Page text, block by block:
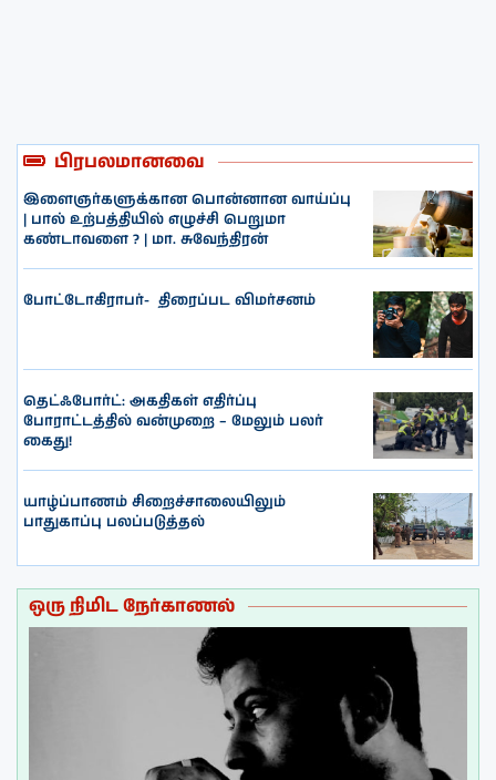
பிரபலமானவை
இளைஞர்களுக்கான பொன்னான வாய்ப்பு
| பால் உற்பத்தியில் எழுச்சி பெறுமா
கண்டாவளை ? | மா. சுவேந்திரன்
போட்டோகிராபர்- ‌ திரைப்பட விமர்சனம்
தெட்ஃபோர்ட்: அகதிகள் எதிர்ப்பு
போராட்டத்தில் வன்முறை – மேலும் பலர்
கைது!
யாழ்ப்பாணம் சிறைச்சாலையிலும்
பாதுகாப்பு பலப்படுத்தல்
ஒரு நிமிட நேர்காணல்